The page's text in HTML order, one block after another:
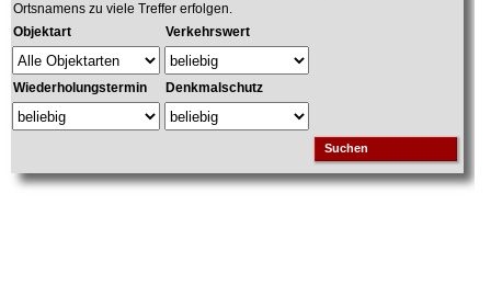
Ortsnamens zu viele Treffer erfolgen.
Objektart
Verkehrswert
Wiederholungstermin Denkmalschutz
Suchen